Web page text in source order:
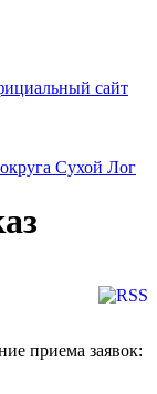
сайт
Сухой Лог
приема заявок: